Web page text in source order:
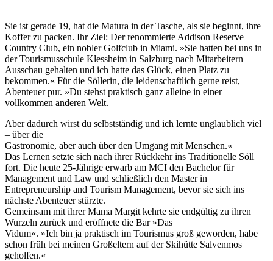
Sie ist gerade 19, hat die Matura in der Tasche, als sie beginnt, ihre
Koffer zu packen. Ihr Ziel: Der renommierte Addison Reserve
Country Club, ein nobler Golfclub in Miami. »Sie hatten bei uns in
der Tourismusschule Klessheim in Salzburg nach Mitarbeitern
Ausschau gehalten und ich hatte das Glück, einen Platz zu
bekommen.« Für die Söllerin, die leidenschaftlich gerne reist,
Abenteuer pur. »Du stehst praktisch ganz alleine in einer
vollkommen anderen Welt.
Aber dadurch wirst du selbstständig und ich lernte unglaublich viel
– über die
Gastronomie, aber auch über den Umgang mit Menschen.«
Das Lernen setzte sich nach ihrer Rückkehr ins Traditionelle Söll
fort. Die heute 25-Jährige erwarb am MCI den Bachelor für
Management und Law und schließlich den Master in
Entrepreneurship and Tourism Management, bevor sie sich ins
nächste Abenteuer stürzte.
Gemeinsam mit ihrer Mama Margit kehrte sie endgültig zu ihren
Wurzeln zurück und eröffnete die Bar »Das
Vidum«. »Ich bin ja praktisch im Tourismus groß geworden, habe
schon früh bei meinen Großeltern auf der Skihütte Salvenmos
geholfen.«